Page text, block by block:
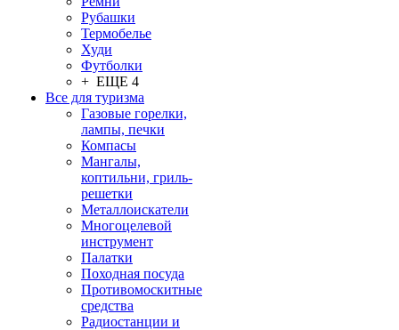
Рубашки
Термобелье
Худи
Футболки
+ ЕЩЕ 4
Все для туризма
Газовые горелки,
лампы, печки
Компасы
Мангалы,
коптильни, гриль-
решетки
Металлоискатели
Многоцелевой
инструмент
Палатки
Походная посуда
Противомоскитные
средства
Радиостанции и